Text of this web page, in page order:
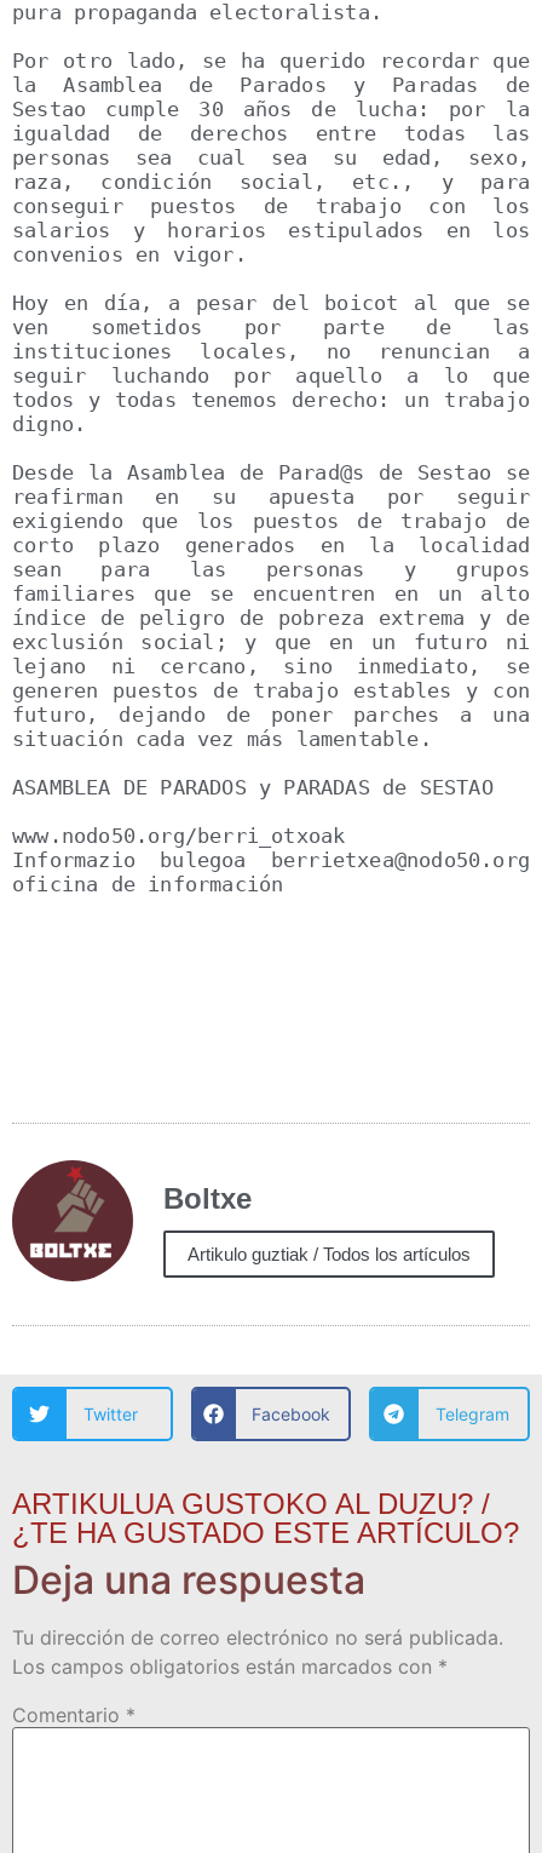
pura propaganda electoralista.
Por otro lado, se ha querido recordar que
la Asamblea de Parados y Paradas de
Sestao cumple 30 años de lucha: por la
igualdad de derechos entre todas las
personas sea cual sea su edad, sexo,
raza, condición social, etc., y para
conseguir puestos de trabajo con los
salarios y horarios estipulados en los
convenios en vigor.
Hoy en día, a pesar del boicot al que se
ven sometidos por parte de las
instituciones locales, no renuncian a
seguir luchando por aquello a lo que
todos y todas tenemos derecho: un trabajo
digno.
Desde la Asamblea de Parad@s de Sestao se
reafirman en su apuesta por seguir
exigiendo que los puestos de trabajo de
corto plazo generados en la localidad
sean para las personas y grupos
familiares que se encuentren en un alto
índice de peligro de pobreza extrema y de
exclusión social; y que en un futuro ni
lejano ni cercano, sino inmediato, se
generen puestos de trabajo estables y con
futuro, dejando de poner parches a una
situación cada vez más lamentable.
ASAMBLEA DE PARADOS y PARADAS de SESTAO
www.nodo50.org/berri_otxoak
Informazio bulegoa berrietxea@nodo50.org
oficina de información
Boltxe
Artikulo guztiak / Todos los artículos
Twitter Facebook Telegram
ARTIKULUA GUSTOKO AL DUZU? /
¿TE HA GUSTADO ESTE ARTÍCULO?
Deja una respuesta
Tu dirección de correo electrónico no será publicada.
Los campos obligatorios están marcados con *
Comentario *